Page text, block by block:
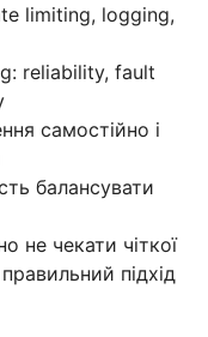
limiting, logging,
reliability, fault
самостійно і
балансувати
не чекати чіткої
підхід